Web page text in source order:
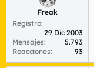
Freak
Registro
29 Dic 2003
Mensajes
5.793
Reacciones
93